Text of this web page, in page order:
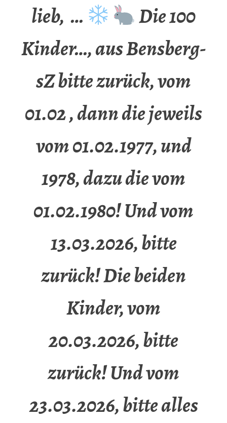
lieb, …
Die 100
Kinder…, aus Bensberg-
sZ bitte zurück, vom
01.02 , dann die jeweils
vom 01.02.1977, und
1978, dazu die vom
01.02.1980! Und vom
13.03.2026, bitte
zurück! Die beiden
Kinder, vom
20.03.2026, bitte
zurück! Und vom
23.03.2026, bitte alles